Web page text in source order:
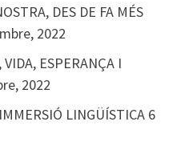
DES DE FA MÉS
2022
ESPERANÇA I
2022
LINGÜÍSTICA 6